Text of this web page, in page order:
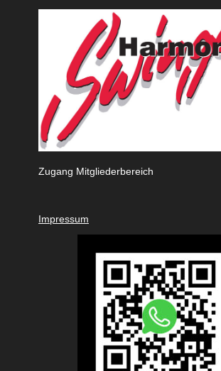
Zugang Mitgliederbereich
Impressum